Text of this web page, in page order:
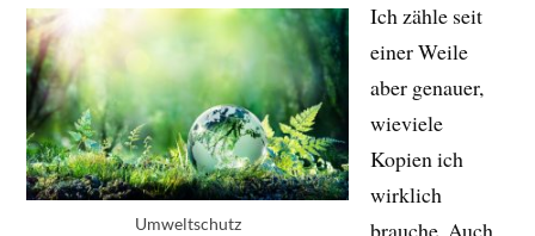
Umweltschutz
Ich zähle seit
einer Weile
aber genauer,
wieviele
Kopien ich
wirklich